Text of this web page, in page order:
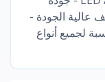
عالية الجودة -
لجميع أنواع